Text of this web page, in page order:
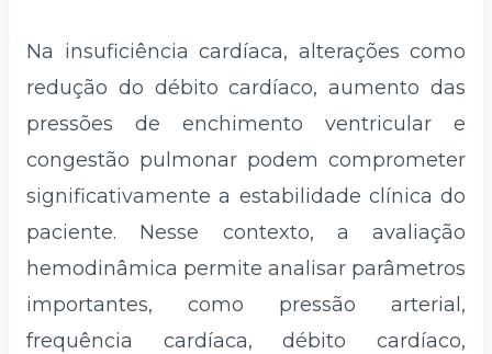
Na insuficiência cardíaca, alterações como
redução do débito cardíaco, aumento das
pressões de enchimento ventricular e
congestão pulmonar podem comprometer
significativamente a estabilidade clínica do
paciente. Nesse contexto, a avaliação
hemodinâmica permite analisar parâmetros
importantes, como pressão arterial,
frequência cardíaca, débito cardíaco,